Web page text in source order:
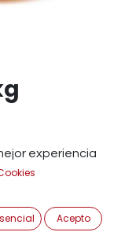
zumo de
experiencia
Acepto